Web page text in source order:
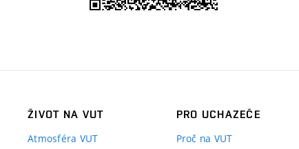
ŽIVOT NA VUT
Atmosféra VUT
PRO UCHAZEČE
Proč na VUT